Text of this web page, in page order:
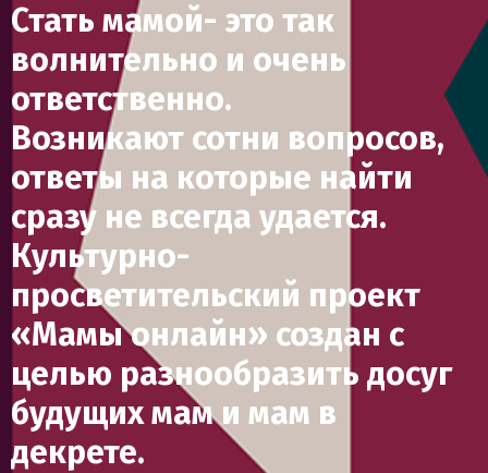
Стать мамой- это так
волнительно и очень
ответственно.
Возникают сотни вопросов,
ответы на которые найти
сразу не всегда удается.
Культурно-
просветительский проект
«Мамы онлайн» создан с
целью разнообразить досуг
будущих мам и мам в
декрете.